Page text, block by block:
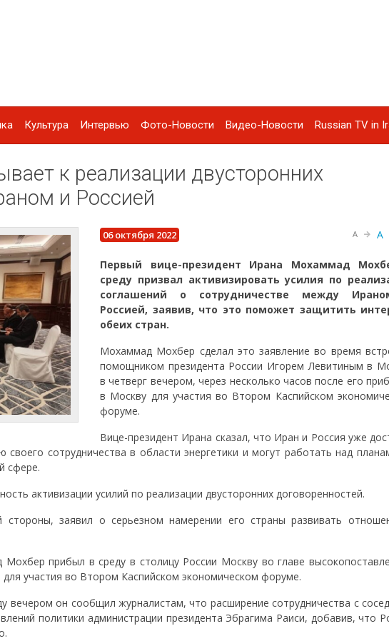
Культура Интервью Фото-Новости Видео-Новости Russian TV in
к реализации двусторонних
и Россией
06 октября 2022 A A
Первый вице-президент Ирана Мохаммад
среду призвал активизировать усилия по
соглашений о сотрудничестве между
Россией, заявив, что это поможет защитить
обеих стран.
Мохаммад Мохбер сделал это заявление во время
помощником президента России Игорем Левитиным в
в четверг вечером, через несколько часов после его
в Москву для участия во Втором Каспийском
форуме.
Вице-президент Ирана сказал, что Иран и Россия уже
сотрудничества в области энергетики и могут работать над
сфере.
активизации усилий по реализации двусторонних договоренностей.
заявил о серьезном намерении его страны развивать
прибыл в среду в столицу России Москву во главе
для участия во Втором Каспийском экономическом форуме.
вечером он сообщил журналистам, что расширение сотрудничества с
политики администрации президента Эбрагима Раиси, добавив, что